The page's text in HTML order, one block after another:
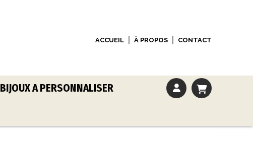
ACCUEIL À PROPOS CONTACT
BIJOUX A PERSONNALISER